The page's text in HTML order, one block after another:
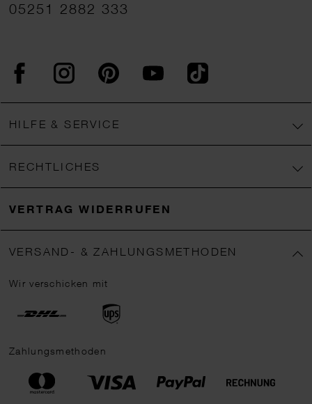
05251 2882 333
FacebookInstagram PinterestYouTubeTikTok
HILFE & SERVICE
RECHTLICHES
VERTRAG WIDERRUFEN
VERSAND- & ZAHLUNGSMETHODEN
Wir verschicken mit
Zahlungsmethoden